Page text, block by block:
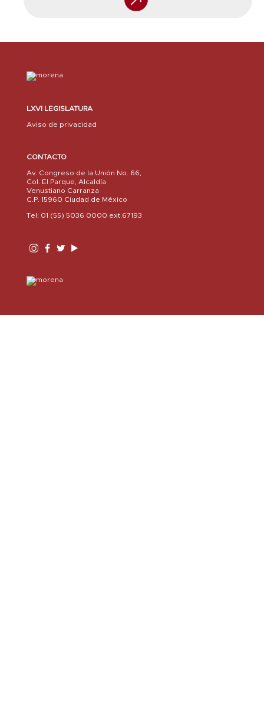
LXVI LEGISLATURA
Aviso de privacidad
CONTACTO
Av. Congreso de la Unión No. 66,
Col. El Parque, Alcaldía
Venustiano Carranza
C.P. 15960 Ciudad de México
Tel: 01 (55) 5036 0000 ext.67193